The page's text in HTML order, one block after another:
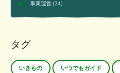
事業運営(24)
タグ
いきもの いつでもガイド